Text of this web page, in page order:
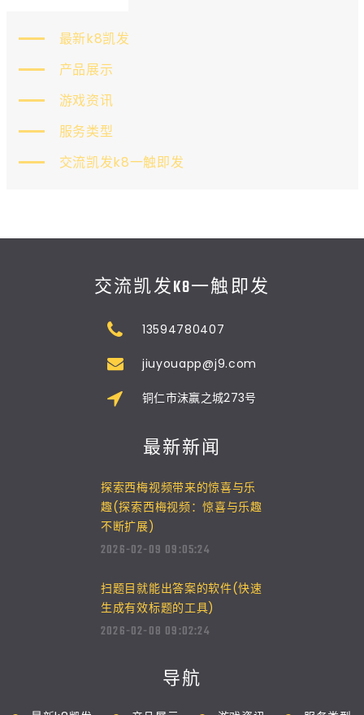
最新k8凯发
产品展示
游戏资讯
服务类型
交流凯发k8一触即发
交流凯发K8一触即发
13594780407
jiuyouapp@j9.com
铜仁市沫赢之城273号
最新新闻
探索西梅视频带来的惊喜与乐
趣(探索西梅视频：惊喜与乐趣
不断扩展)
2026-02-09 09:05:24
扫题目就能出答案的软件(快速
生成有效标题的工具)
2026-02-08 09:02:24
导航